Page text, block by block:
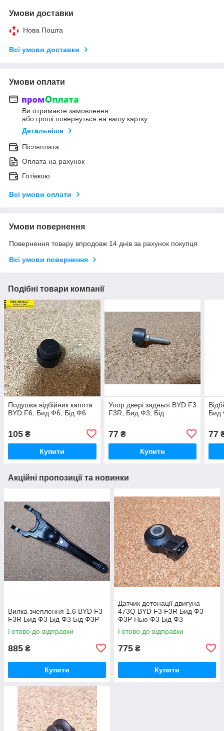
Умови доставки
Нова Пошта
Всі умови доставки
Умови оплати
Ви отримаєте замовлення
або гроші повернуться на вашу картку
Детальніше
Післяплата
Оплата на рахунок
Готівкою
Всі умови оплати
Умови повернення
Повернення товару впродовж 14 днів за рахунок покупця
Всі умови повернення
Подібні товари компанії
Подушка відбійник капота
BYD F6, Бид Ф6, Бід Ф6
105 ₴
Купити
Упор двері задньої BYD F3
F3R, Бид Ф3, Бід
77₴
Купити
Бид
77
Акційні пропозиції та новинки
Вилка зчеплення 1.6 BYD F3
F3R Бид Ф3 Бід Ф3 Бід Ф3Р
Готово до відправки
885 ₴
Купити
Датчик детонації двигуна
473Q BYD F3 F3R Бид Ф3
Ф3Р Нью Ф3 Бід Ф3
Готово до відправки
775 ₴
Купити